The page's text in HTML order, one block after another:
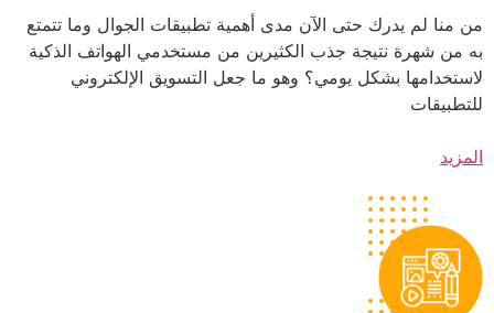
من منا لم يدرك حتى الآن مدى أهمية تطبيقات الجوال وما تتمتع
به من شهرة نتيجة جذب الكثيرين من مستخدمي الهواتف الذكية
لاستخدامها بشكل يومي؟ وهو ما جعل التسويق الإلكتروني
للتطبيقات
المزيد